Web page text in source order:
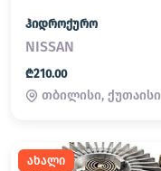
ჰიდროქურო
NISSAN
₾210.00
თბილისი, ქუთაისი
ახალი